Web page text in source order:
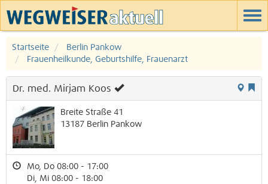
Startseite
Berlin Pankow
Frauenheilkunde, Geburtshilfe, Frauenarzt
Dr. med. Mirjam Koos
Breite Straße 41
13187 Berlin Pankow
Mo, Do 08:00 - 17:00
Di, Mi 08:00 - 18:00